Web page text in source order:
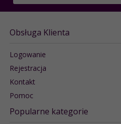
Obsługa Klienta
Logowanie
Rejestracja
Kontakt
Pomoc
Popularne kategorie